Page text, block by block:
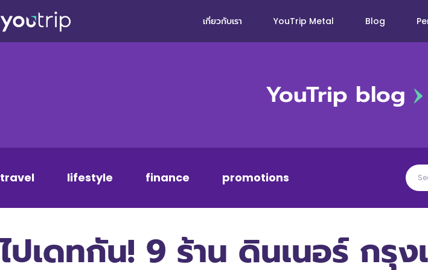
เกี่ยวกับเรา YouTrip Metal Blog
YouTrip blog
travel lifestyle finance promotions
ไปเดทกัน! 9 ร้าน ดินเนอร์ กรุ